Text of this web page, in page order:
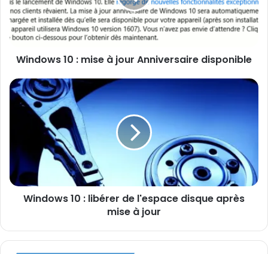
vous l’avez reçu par Windows Update, ou si vous avez
également forcer la mise à jour…
Ou peut-être, préférez vous attendre patiemment ?
Mise à jour Vidéo
jour
Anniversaire
disponible
Windows 10 : mise à jour Anniversaire disponible
Windows
10
disque
après
mise
Windows 10 : libérer de l'espace disque après
mise à jour